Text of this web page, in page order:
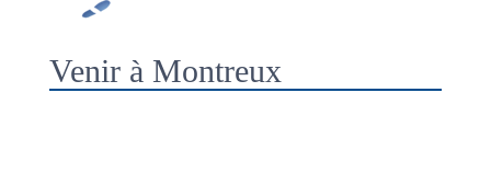
Venir à Montreux